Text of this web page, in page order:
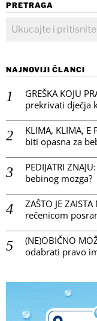
PRETRAGA
NAJNOVIJI ČLANCI
GREŠKA KOJU
prekrivati dječja
KLIMA, KLIMA, E
biti opasna za
PEDIJATRI
bebinog mozga?
ZAŠTO JE
rečenicom
(NE)OBIČNO
odabrati pravo